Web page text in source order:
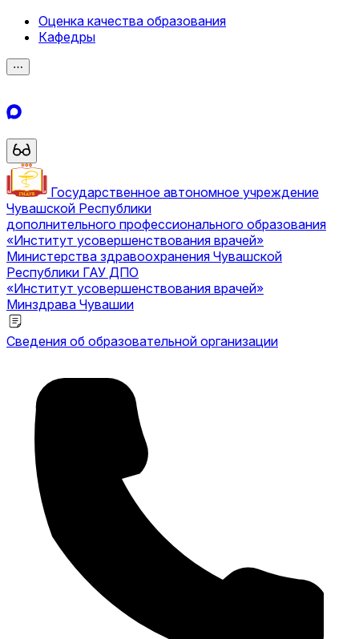
Оценка качества образования
Кафедры
⋯
Государственное автономное учреждение
Чувашской Республики
дополнительного профессионального образования
«Институт усовершенствования врачей»
Министерства здравоохранения Чувашской
Республики ГАУ ДПО
«Институт усовершенствования врачей»
Минздрава Чувашии
Сведения об образовательной организации